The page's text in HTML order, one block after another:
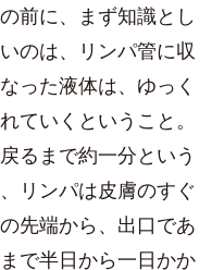
前に、まず知識とし
のは、リンパ管に収
った液体は、ゆっく
ていくということ。
るまで約一分という
リンパは皮膚のすぐ
先端から、出口であ
で半日から一日かか